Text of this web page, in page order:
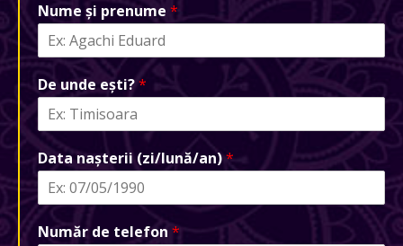
Nume și prenume *
De unde ești?*
Data nașterii (zi/lună/an)*
Număr de telefon *